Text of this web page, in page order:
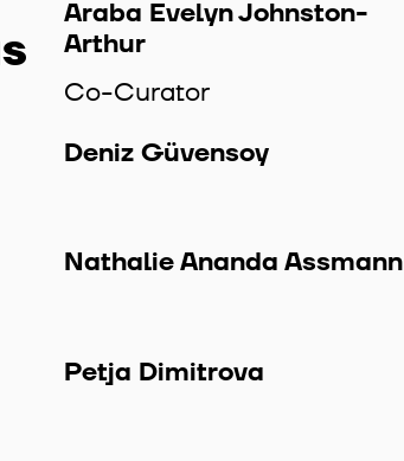
Araba Evelyn Johnston-
Arthur
Co-Curator
Deniz Güvensoy
Nathalie Ananda Assmann
Petja Dimitrova